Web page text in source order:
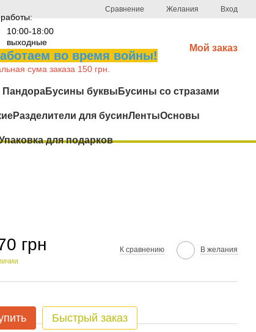
Сравнение Желания Вход
10:00-18:00
выходные
во время войны!
сума заказа 150 грн.
Мой заказ
ПандораБусины буквы Бусины со стразами
Разделители для бусинЛентыОсновы
для подарков
грн К сравнению В желания
Быстрый заказ